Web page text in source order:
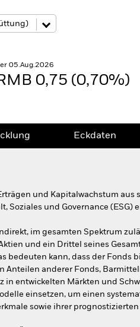
05.Aug.2026
0,75 (0,70%)
Eckdaten
und Kapitalwachstum
Soziales und Governance (ESG)
im gesamten Spektrum
und ein Drittel seines
bedeuten kann, dass der Fonds
Anteilen anderer Fonds,
in entwickelten Märkten und
einsetzen, um einen
sowie ihrer